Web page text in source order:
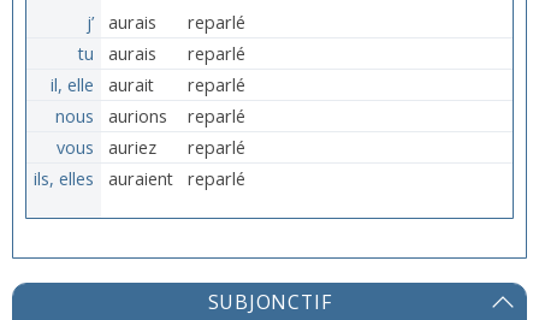
j’ aurais
reparlé
tu
aurais
reparlé
il, elle
aurait
reparlé
nous
aurions
reparlé
vous
auriez
reparlé
ils, elles
auraient reparlé
SUBJONCTIF